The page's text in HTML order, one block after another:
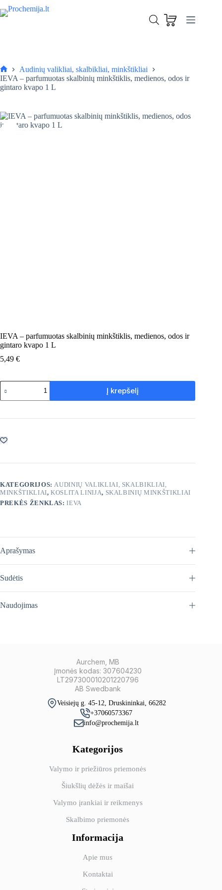
to
Į krepšelį
Pagrindinis
Audinių valikliai, skalbikliai, minkštikliai
IEVA – parfumuotas skalbinių minkštiklis, medienos, odos ir
gintaro kvapo 1 L
IEVA – parfumuotas skalbinių minkštiklis, medienos, odos ir
gintaro kvapo 1 L
5,49 €
produkto
kiekis:
IEVA
parfumuotas
medienos,
1
L
Į krepšelį
KATEGORIJOS: AUDINIŲ VALIKLIAI, SKALBIKLIAI,
MINKŠTIKLIAI,KOSLITA LINIJA, SKALBINIŲ MINKŠTIKLIAI
PREKĖS ŽENKLAS:IEVA
Aprašymas
Sudėtis
Naudojimas
Aurchem, MB
Įmonės kodas: 307604230
LT297300010201220796
AB Swedbank
Veisiejų g. 45-12, Druskininkai, 66282
+37060573367
info@prochemija.lt
Kategorijos
Valymo ir priežiūros priemonės
Šiukšlių dėžės ir maišai
Valymo įrankiai ir reikmenys
Skalbimo priemonės
Informacija
Apie mus
Kontaktai